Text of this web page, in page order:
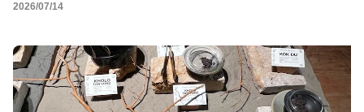
2026/07/14